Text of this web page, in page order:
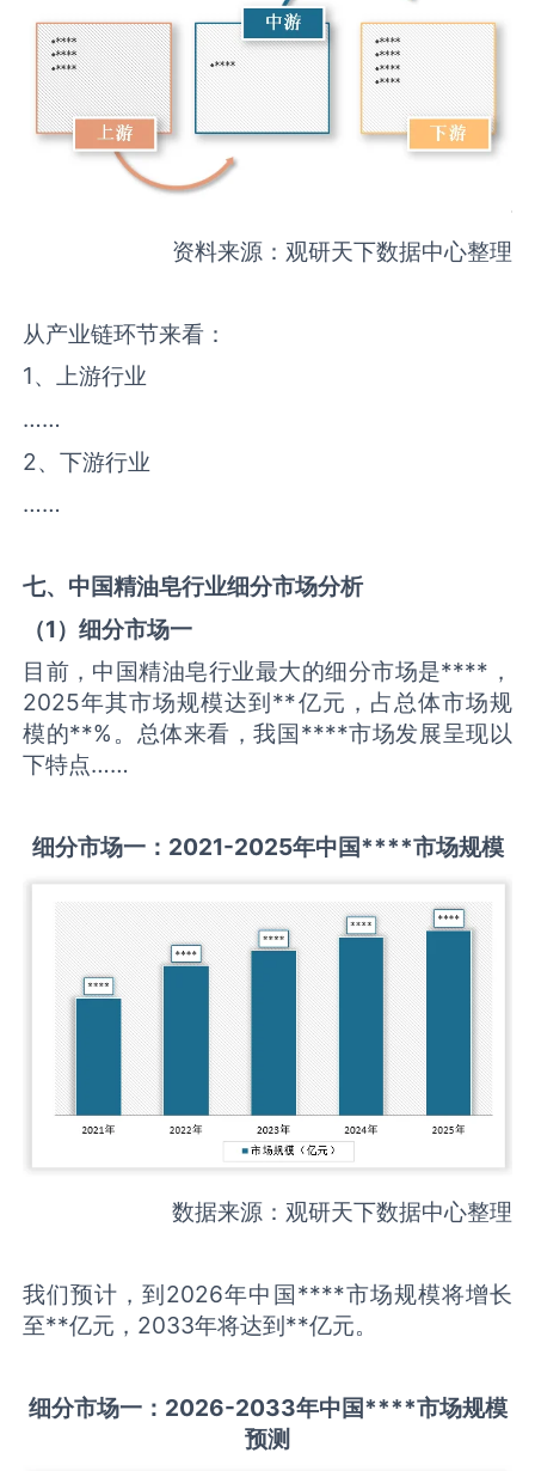
资料来源：观研天下数据中心整理
从产业链环节来看：
1、上游行业
……
2、下游行业
……
七、中国精油皂行业细分市场分析
（1）细分市场一
目前，中国精油皂行业最大的细分市场是****，
2025年其市场规模达到**亿元，占总体市场规
模的**%。总体来看，我国****市场发展呈现以
下特点……
细分市场一： 2021-2025年中国****市场规模
数据来源：观研天下数据中心整理
我们预计，到2026年中国****市场规模将增长
至**亿元，2033年将达到**亿元。
细分市场一： 2026-2033年中国****市场规模
预测